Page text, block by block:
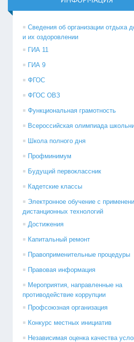
Сведения об организации отдыха
и их оздоровлении
ГИА 11
ГИА 9
ФГОС
ФГОС ОВЗ
Функциональная грамотность
Всероссийская олимпиада
Школа полного дня
Профминимум
Будущий первоклассник
Кадетские классы
Электронное обучение с
дистанционных технологий
Достижения
Капитальный ремонт
Правоприменительные процедуры
Правовая информация
Мероприятия, направленные на
противодействие коррупции
Профсоюзная организация
Конкурс местных инициатив
Независимая оценка качества